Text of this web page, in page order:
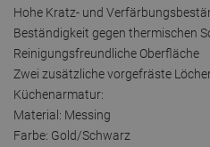
Hohe Kratz- und
Beständigkeit gegen thermischen
Reinigungsfreundliche Oberfläche
Zwei zusätzliche vorgefräste
Küchenarmatur:
Material: Messing
Farbe: Gold/Schwarz